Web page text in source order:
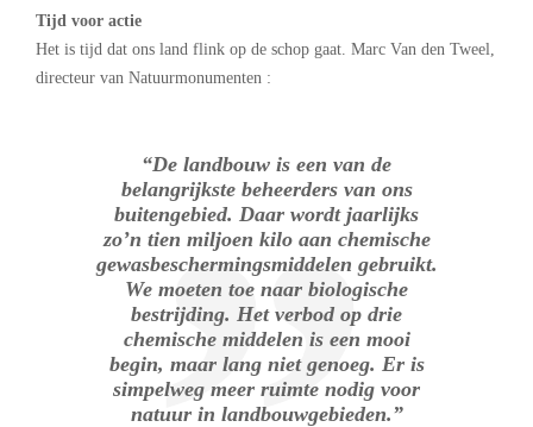
Tijd voor actie
Het is tijd dat ons land flink op de schop gaat. Marc Van den Tweel,
directeur van Natuurmonumenten :
“De landbouw is een van de
belangrijkste beheerders van ons
buitengebied. Daar wordt jaarlijks
zo’n tien miljoen kilo aan chemische
gewasbeschermingsmiddelen gebruikt.
We moeten toe naar biologische
bestrijding. Het verbod op drie
chemische middelen is een mooi
begin, maar lang niet genoeg. Er is
simpelweg meer ruimte nodig voor
natuur in landbouwgebieden.”